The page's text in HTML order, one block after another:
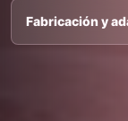
Fabricación y